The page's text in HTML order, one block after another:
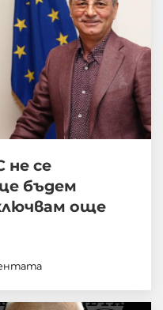
не се
бъдем
още